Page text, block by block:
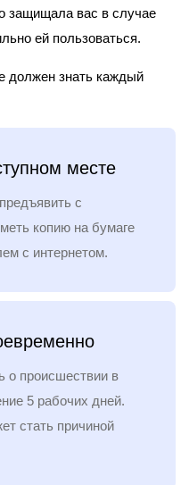
защищала вас в случае
ей пользоваться.
должен знать каждый
месте
с
копию на бумаге
с интернетом.
о происшествии в
5 рабочих дней.
стать причиной